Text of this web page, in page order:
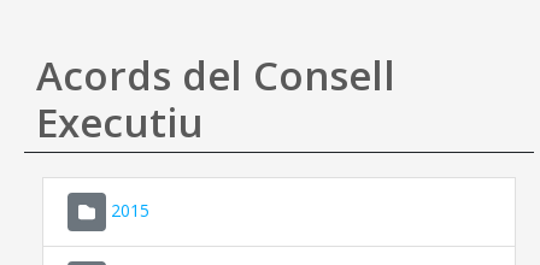
Ajuda
Acords del Consell
Executiu
2015